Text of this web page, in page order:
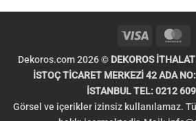
Visa
Dekoros.com 2026 © DEKOROS
İSTOÇ TİCARET MERKEZİ 42 ADA
İSTANBUL TEL: 0212
Görsel ve içerikler izinsiz kullanılamaz.